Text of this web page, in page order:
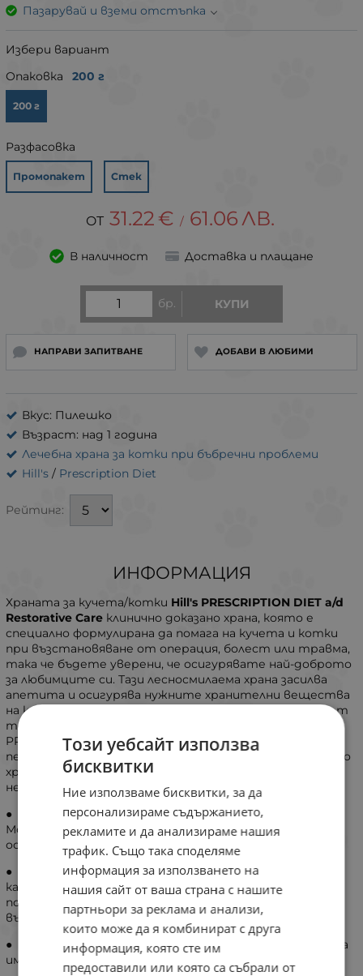
Пазарувай и вземи отстъпка
Избери вариант
Опаковка
200 г
200 г
Разфасовка
Промопакет Стек
31.22 € / 61.06ЛВ.
В наличност Доставка и плащане
бр. КУПИ
НАПРАВИ ЗАПИТВАНЕ ДОБАВИ В ЛЮБИМИ
Вкус: Пилешко
Възраст: над 1 година
Лечебна храна за котки при бъбречни проблеми
Hill's / Prescription Diet
Рейтинг:
ИНФОРМАЦИЯ
Храната за кучета/котки Hill's PRESCRIPTION DIET a/d
Restorative Care клинично доказано храна, която е
специално формулирана да помага на кучета и котки
при възстановяване от операция, болест или травма,
така че бъдете уверени, че осигурявате най-доброто
за любимците си. Тази лесносмилаема храна засилва
апетита и осигурява нужните хранителни вещества
на кучетата и котките, които се възстановяват от
тежко заболяване, злополука или операция.
PRESCRIPTION DIET a/d е предназначена само за
периодично хранене и не се препоръчва за дългосрочно
хранене (над 6 месеца). Приготвя с пилешко и има
неустоим вкус, който любимецът ви ще обикне.
● Изключителен вкус за повишаване на апетита.
Може да сте спокойни, че в трудните моменти
осигурявате най-доброто на любимеца си.
● С висока енергийна плътност и богата на
калории с лесносмилаем протеин и мазнини, за да
покрие повишената нужда от енергия във
възстановителния период
● Клинично доказани антиоксиданти в подкрепа на
имунната система и оздравяването
Този уебсайт използва
бисквитки
Ние използваме бисквитки, за да
персонализираме съдържанието,
рекламите и да анализираме нашия
трафик. Също така споделяме
информация за използването на
нашия сайт от ваша страна с нашите
партньори за реклама и анализи,
които може да я комбинират с друга
информация, която сте им
предоставили или която са събрали от